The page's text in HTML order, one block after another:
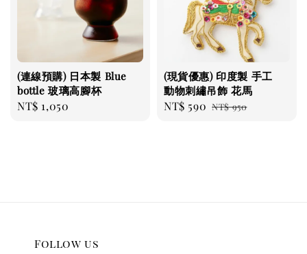
(連線預購) 日本製 Blue
bottle 玻璃高腳杯
Regular
NT$ 1,050
(現貨優惠) 印度製 手工
動物刺繡吊飾 花馬
Sale
NT$ 590 Regular
NT$ 950
Follow us